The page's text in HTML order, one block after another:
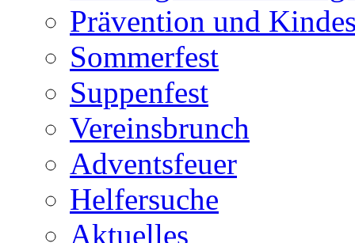
Prävention und
Sommerfest
Suppenfest
Vereinsbrunch
Adventsfeuer
Helfersuche
Aktuelles